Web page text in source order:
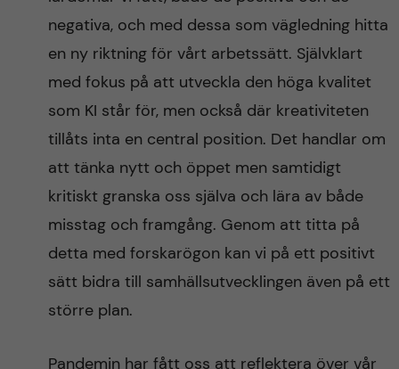
negativa, och med dessa som vägledning hitta
en ny riktning för vårt arbetssätt. Självklart
med fokus på att utveckla den höga kvalitet
som KI står för, men också där kreativiteten
tillåts inta en central position. Det handlar om
att tänka nytt och öppet men samtidigt
kritiskt granska oss själva och lära av både
misstag och framgång. Genom att titta på
detta med forskarögon kan vi på ett positivt
sätt bidra till samhällsutvecklingen även på ett
större plan.
Pandemin har fått oss att reflektera över vår